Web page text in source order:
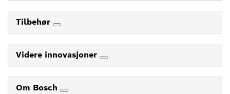
Tilbehør
Videre innovasjoner
Om Bosch